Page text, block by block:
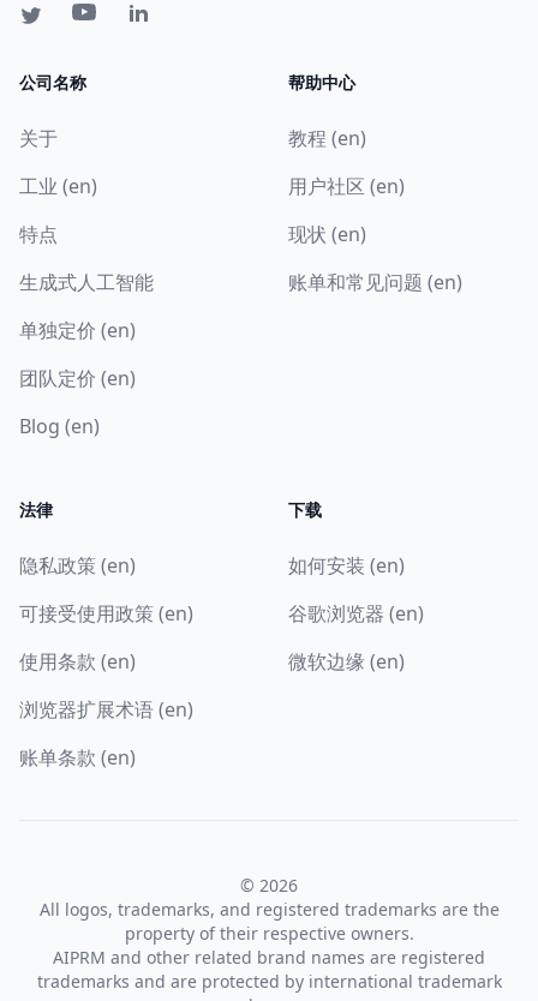
公司名称
关于
工业 (en)
特点
生成式人工智能
单独定价 (en)
团队定价 (en)
Blog (en)
帮助中心
教程 (en)
用户社区 (en)
现状 (en)
账单和常见问题 (en)
法律
隐私政策 (en)
可接受使用政策 (en)
使用条款 (en)
浏览器扩展术语 (en)
账单条款 (en)
下载
如何安装 (en)
谷歌浏览器 (en)
微软边缘 (en)
© 2026
All logos, trademarks, and registered trademarks are the
property of their respective owners.
AIPRM and other related brand names are registered
trademarks and are protected by international trademark